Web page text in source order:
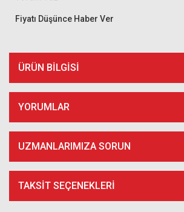
Fiyatı Düşünce Haber Ver
ÜRÜN BILGISI
YORUMLAR
UZMANLARIMIZA SORUN
TAKSIT SEÇENEKLERI